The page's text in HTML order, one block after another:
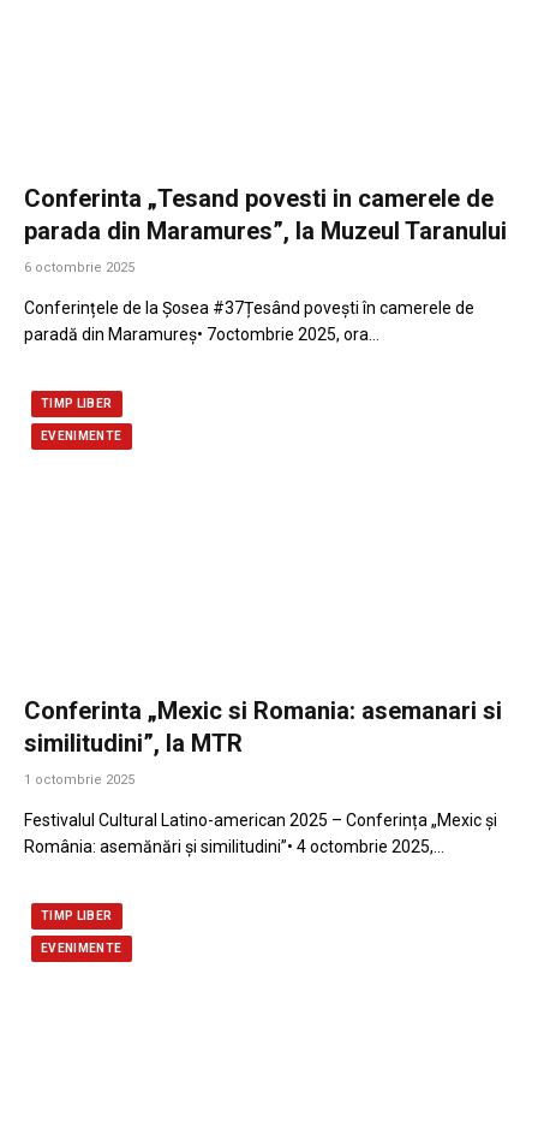
Conferinta „Tesand povesti in camerele de
parada din Maramures”, la Muzeul Taranului
6 octombrie 2025
Conferințele de la Șosea #37Țesând povești în camerele de
paradă din Maramureș• 7octombrie 2025, ora…
TIMP LIBER
EVENIMENTE
Conferinta „Mexic si Romania: asemanari si
similitudini”, la MTR
1 octombrie 2025
Festivalul Cultural Latino-american 2025 – Conferința „Mexic și
România: asemănări și similitudini”• 4 octombrie 2025,…
TIMP LIBER
EVENIMENTE